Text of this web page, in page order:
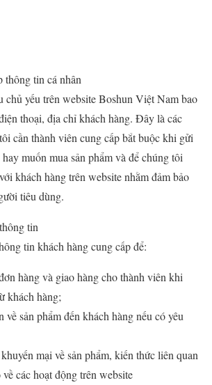
thông tin cá nhân
chủ yếu trên website Boshun Việt Nam bao
thoại, địa chỉ khách hàng. Đây là các
cần thành viên cung cấp bắt buộc khi gửi
muốn mua sản phẩm và để chúng tôi
khách hàng trên website nhằm đảm bảo
tiêu dùng.
tin
tin khách hàng cung cấp để:
hàng và giao hàng cho thành viên khi
khách hàng;
sản phẩm đến khách hàng nếu có yêu
mại về sản phẩm, kiến thức liên quan
các hoạt động trên website